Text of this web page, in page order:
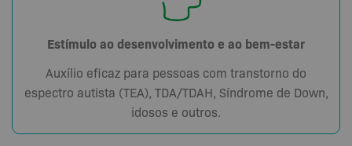
Estímulo ao desenvolvimento e ao bem-estar
Auxílio eficaz para pessoas com transtorno do
espectro autista (TEA), TDA/TDAH, Síndrome de Down,
idosos e outros.